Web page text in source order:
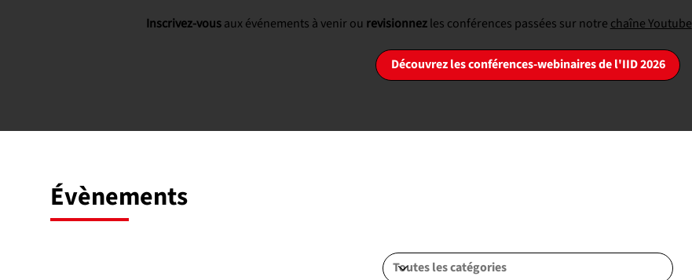
Inscrivez-vousaux événements à venir ou revisionnezles conférences passées sur notre chaîne Youtube
Découvrez les conférences-webinaires de l'IID 2026
Évènements